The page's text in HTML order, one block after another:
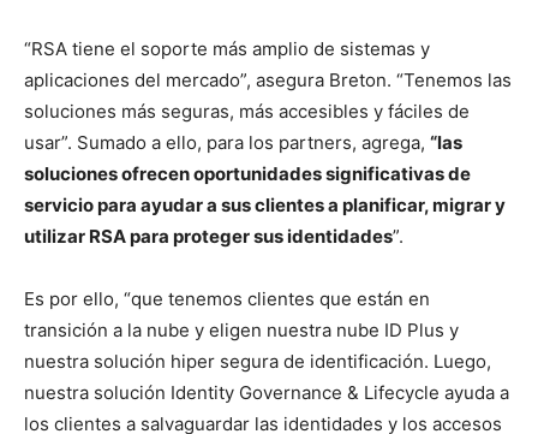
“RSA tiene el soporte más amplio de sistemas y
aplicaciones del mercado”, asegura Breton. “Tenemos las
soluciones más seguras, más accesibles y fáciles de
usar”. Sumado a ello, para los partners, agrega, “las
soluciones ofrecen oportunidades significativas de
servicio para ayudar a sus clientes a planificar, migrar y
utilizar RSA para proteger sus identidades”.
Es por ello, “que tenemos clientes que están en
transición a la nube y eligen nuestra nube ID Plus y
nuestra solución hiper segura de identificación. Luego,
nuestra solución Identity Governance & Lifecycle ayuda a
los clientes a salvaguardar las identidades y los accesos